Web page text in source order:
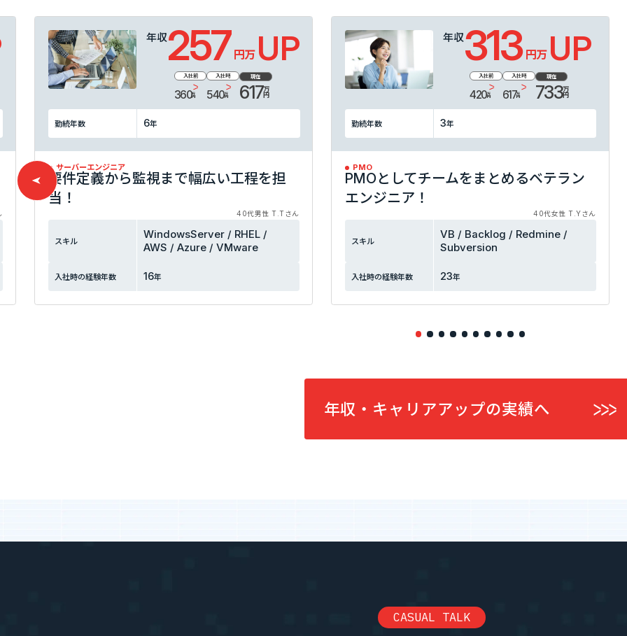
年収257 万円 UP
入社前
360万円
入社時
540万円
現在
617万円
勤続年数 6年
サーバーエンジニア
要件定義から監視まで幅広い工程を担
当！
40代男性 T.Tさん
スキル
WindowsServer / RHEL /
AWS / Azure / VMware
入社時の経験年数 16年
年収313 万円 UP
入社前
420万円
入社時
617万円
現在
733万円
勤続年数 3年
PMO
PMOとしてチームをまとめるベテラン
エンジニア！
40代女性 T.Yさん
スキル
VB / Backlog / Redmine /
Subversion
入社時の経験年数 23年
年収・キャリアアップの実績へ
CASUAL TALK